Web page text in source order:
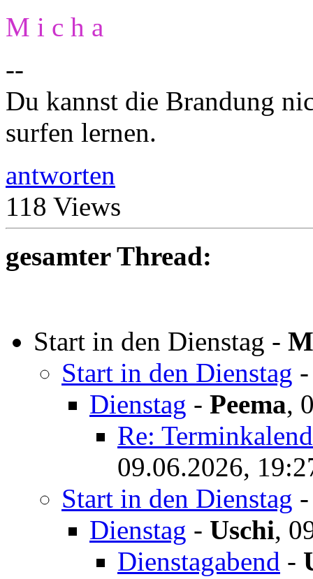
M i c h a
--
Du kannst die Brandung
surfen lernen.
antworten
118 Views
gesamter Thread:
Start in den Dienstag -
Start in den Dienstag
Dienstag - Peema,
Re:
09.06.2026,
Start in den Dienstag
Dienstag - Uschi,
Dienstagabend -